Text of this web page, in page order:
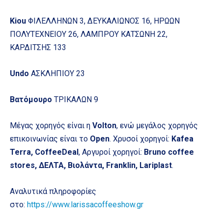
Kiou ΦΙΛΕΛΛΗΝΩΝ 3, ΔΕΥΚΑΛΙΩΝΟΣ 16, ΗΡΩΩΝ
ΠΟΛΥΤΕΧΝΕΙΟΥ 26, ΛΑΜΠΡΟΥ ΚΑΤΣΩΝΗ 22,
ΚΑΡΔΙΤΣΗΣ 133
Undo ΑΣΚΛΗΠΙΟΥ 23
Βατόμουρο ΤΡΙΚΑΛΩΝ 9
Μέγας χορηγός είναι η Volton, ενώ μεγάλος χορηγός
επικοινωνίας είναι το Open. Χρυσοί χορηγοί: Kafea
Terra, CoffeeDeal, Αργυροί χορηγοί: Bruno coffee
stores, ΔΕΛΤΑ, Βιολάντα, Franklin, Lariplast.
Αναλυτικά πληροφορίες
στο: https://www.larissacoffeeshow.gr